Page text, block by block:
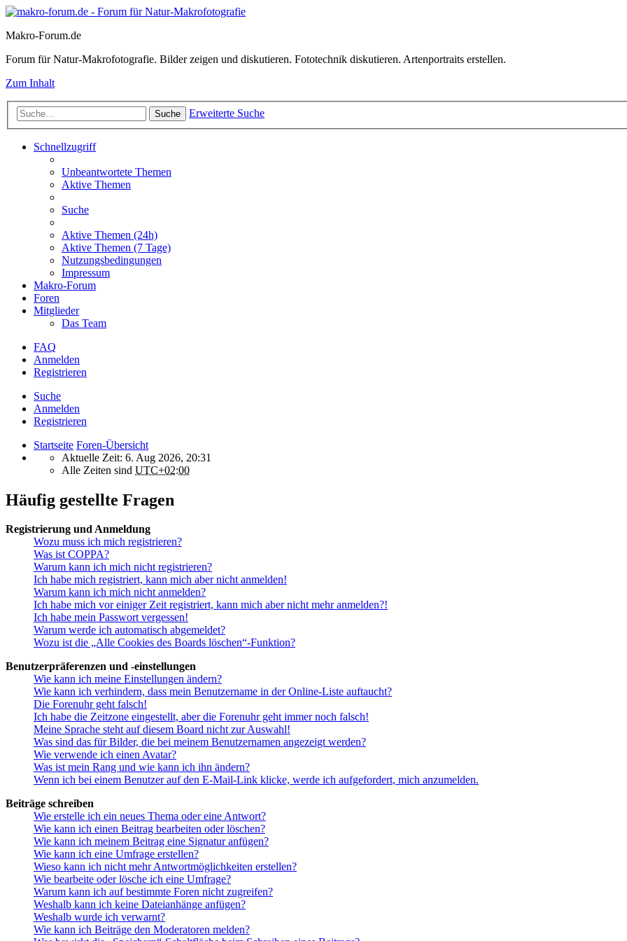
Makro-Forum.de
Forum für Natur-Makrofotografie. Bilder zeigen und diskutieren. Fototechnik diskutieren. Artenportraits erstellen.
Zum Inhalt
Suche Erweiterte Suche
Schnellzugriff
Unbeantwortete Themen
Aktive Themen
Suche
Aktive Themen (24h)
Aktive Themen (7 Tage)
Nutzungsbedingungen
Impressum
Makro-Forum
Foren
Mitglieder
Das Team
FAQ
Anmelden
Registrieren
Suche
Anmelden
Registrieren
Startseite Foren-Übersicht
Aktuelle Zeit: 6. Aug 2026, 20:31
Alle Zeiten sind UTC+02:00
Häufig gestellte Fragen
Registrierung und Anmeldung
Wozu muss ich mich registrieren?
Was ist COPPA?
Warum kann ich mich nicht registrieren?
Ich habe mich registriert, kann mich aber nicht anmelden!
Warum kann ich mich nicht anmelden?
Ich habe mich vor einiger Zeit registriert, kann mich aber nicht mehr anmelden?!
Ich habe mein Passwort vergessen!
Warum werde ich automatisch abgemeldet?
Wozu ist die „Alle Cookies des Boards löschen“-Funktion?
Benutzerpräferenzen und -einstellungen
Wie kann ich meine Einstellungen ändern?
Wie kann ich verhindern, dass mein Benutzername in der Online-Liste auftaucht?
Die Forenuhr geht falsch!
Ich habe die Zeitzone eingestellt, aber die Forenuhr geht immer noch falsch!
Meine Sprache steht auf diesem Board nicht zur Auswahl!
Was sind das für Bilder, die bei meinem Benutzernamen angezeigt werden?
Wie verwende ich einen Avatar?
Was ist mein Rang und wie kann ich ihn ändern?
Wenn ich bei einem Benutzer auf den E-Mail-Link klicke, werde ich aufgefordert, mich anzumelden.
Beiträge schreiben
Wie erstelle ich ein neues Thema oder eine Antwort?
Wie kann ich einen Beitrag bearbeiten oder löschen?
Wie kann ich meinem Beitrag eine Signatur anfügen?
Wie kann ich eine Umfrage erstellen?
Wieso kann ich nicht mehr Antwortmöglichkeiten erstellen?
Wie bearbeite oder lösche ich eine Umfrage?
Warum kann ich auf bestimmte Foren nicht zugreifen?
Weshalb kann ich keine Dateianhänge anfügen?
Weshalb wurde ich verwarnt?
Wie kann ich Beiträge den Moderatoren melden?